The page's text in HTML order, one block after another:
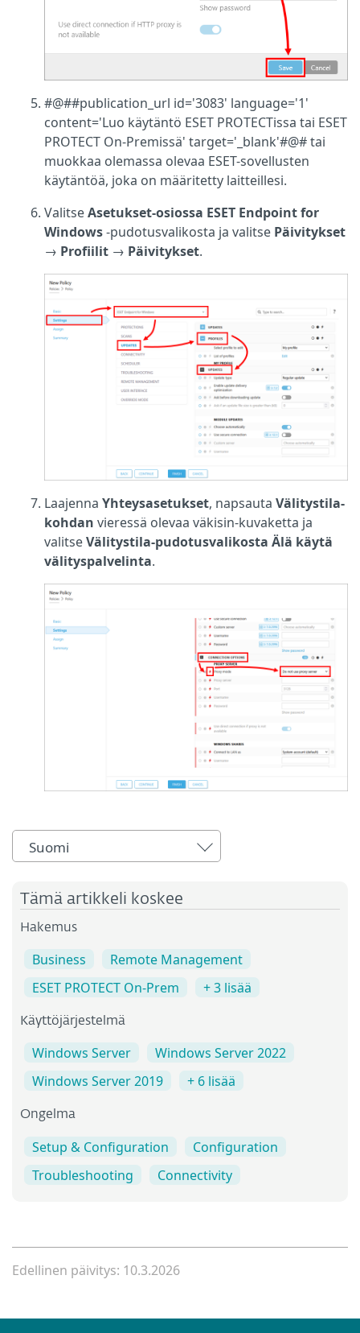
#@##publication_url id='3083' language='1'
content='Luo käytäntö ESET PROTECTissa tai ESET
PROTECT On-Premissä' target='_blank'#@# tai
muokkaa olemassa olevaa ESET-sovellusten
käytäntöä, joka on määritetty laitteillesi.
ValitseAsetukset-osiossa ESET Endpoint for
Windows-pudotusvalikosta ja valitse Päivitykset
→ Profiilit → Päivitykset.
Laajenna Yhteysasetukset, napsauta Välitystila-
kohdan vieressä olevaa väkisin-kuvaketta ja
valitseVälitystila-pudotusvalikosta Älä käytä
välityspalvelinta.
Suomi
Tämä artikkeli koskee
Hakemus
Business
Remote Management
ESET PROTECT On-Prem
+ 3 lisää
Käyttöjärjestelmä
Windows Server
Windows Server 2022
Windows Server 2019
+ 6 lisää
Ongelma
Setup & Configuration
Configuration
Troubleshooting
Connectivity
Edellinen päivitys: 10.3.2026